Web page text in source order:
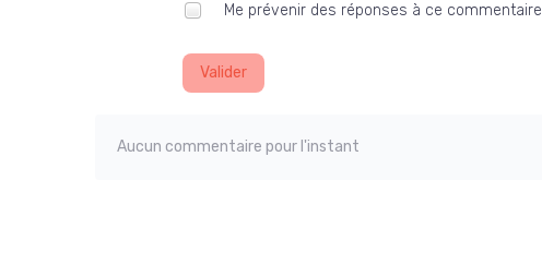
Me prévenir des réponses à ce commentaire
Valider
Aucun commentaire pour l'instant